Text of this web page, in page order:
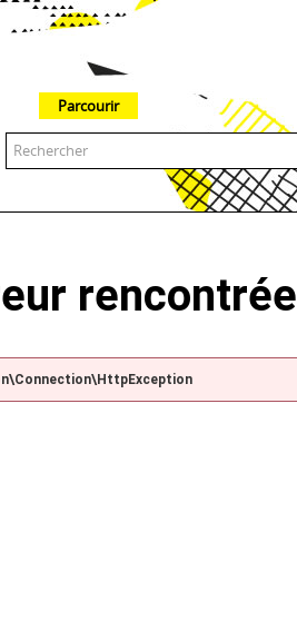
Parcourir
rencontrée